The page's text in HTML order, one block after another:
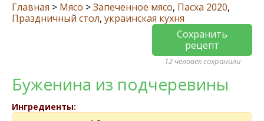
Главная > Мясо >Запеченное мясо, Пасха 2020,
Праздничный стол, украинская кухня
Сохранить
рецепт
12 человек сохранили
Буженина из подчеревины
Ингредиенты: